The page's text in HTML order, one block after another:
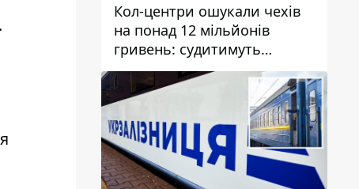
.
Кол-центри ошукали чехів
на понад 12 мільйонів
гривень: судитимуть
дніпрянина, який
організував
транснаціональну злочинну
організацію